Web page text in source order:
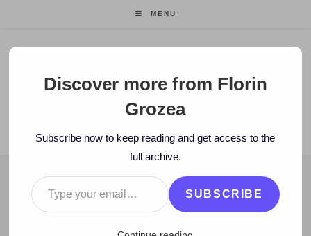
MENU
Florin Grozea
ENTREPRENEUR. FOUNDER/CEO MOCAPP.
BLOG
2010 > November > 27 > Hi-Q Concert Hi-Q – RestoClub
Discover more from Florin
Grozea
Subscribe now to keep reading and get access to the
full archive.
Type your email…
SUBSCRIBE